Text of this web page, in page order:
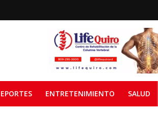
ENTRETENIMIENTO SALUD